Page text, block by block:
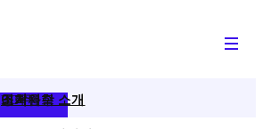
소개
어학연수 소개
조기유학 소개
영어캠프 소개
BC주
공지사항
조기유학